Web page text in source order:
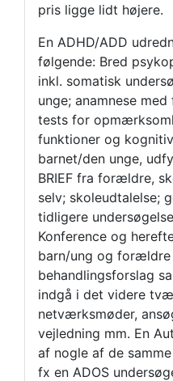
pris ligge lidt højere.
En ADHD/ADD
følgende: Bred
inkl. somatisk
unge; anamnese
tests for
funktioner og
barnet/den unge,
BRIEF fra forældre,
selv; skoleudtalelse;
tidligere
Konference og
barn/ung og forældre
behandlingsforslag
indgå i det videre
netværksmøder,
vejledning mm. En
af nogle af de
fx en ADOS